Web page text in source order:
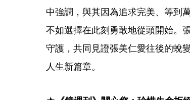
中強調，與其因為追求完美、等到
不如選擇在此刻勇敢地從頭開始。
守護，共同見證張美仁愛往後的蛻
人生新篇章。